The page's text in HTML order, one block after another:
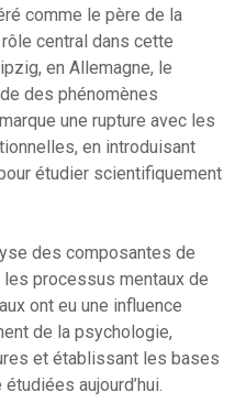
comme le père de la
central dans cette
en Allemagne, le
des phénomènes
une rupture avec les
en introduisant
étudier scientifiquement
des composantes de
les processus mentaux de
ont eu une influence
de la psychologie,
et établissant les bases
aujourd’hui.